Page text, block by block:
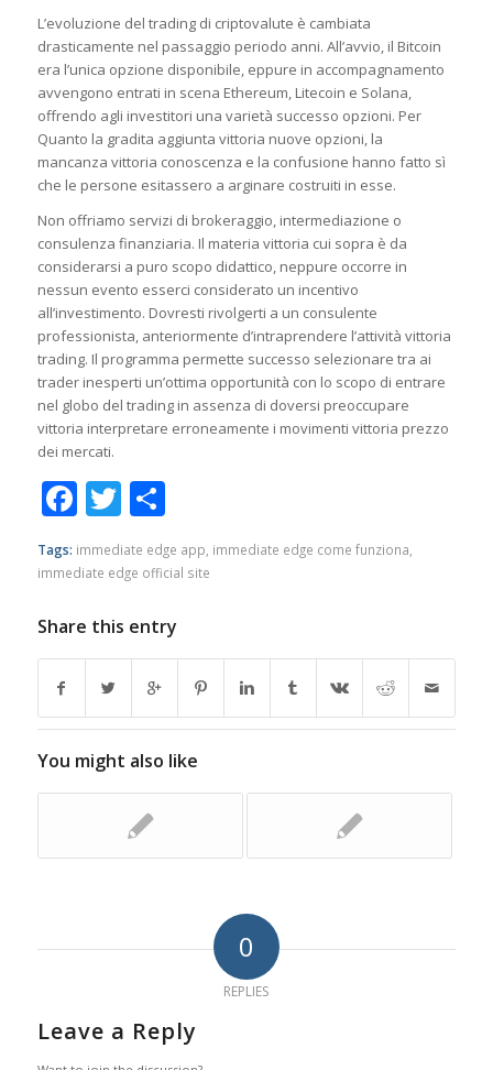
L’evoluzione del trading di criptovalute è cambiata
drasticamente nel passaggio periodo anni. All’avvio, il Bitcoin
era l’unica opzione disponibile, eppure in accompagnamento
avvengono entrati in scena Ethereum, Litecoin e Solana,
offrendo agli investitori una varietà successo opzioni. Per
Quanto la gradita aggiunta vittoria nuove opzioni, la
mancanza vittoria conoscenza e la confusione hanno fatto sì
che le persone esitassero a arginare costruiti in esse.
Non offriamo servizi di brokeraggio, intermediazione o
consulenza finanziaria. Il materia vittoria cui sopra è da
considerarsi a puro scopo didattico, neppure occorre in
nessun evento esserci considerato un incentivo
all’investimento. Dovresti rivolgerti a un consulente
professionista, anteriormente d’intraprendere l’attività vittoria
trading. Il programma permette successo selezionare tra ai
trader inesperti un’ottima opportunità con lo scopo di entrare
nel globo del trading in assenza di doversi preoccupare
vittoria interpretare erroneamente i movimenti vittoria prezzo
dei mercati.
Facebook
Twitter
Share
Tags: immediate edge app immediate edge come funziona
immediate edge official site
Share this entry
You might also like
0
REPLIES
Leave a Reply